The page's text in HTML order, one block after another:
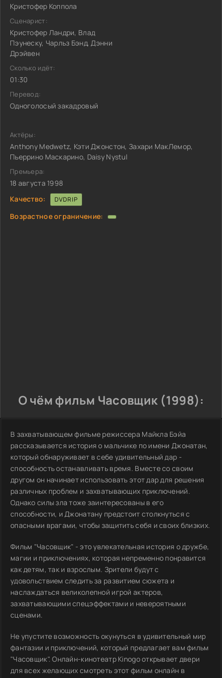
Кристофер Коппола
Сценарист:
Кристофер Ландри, Влад
Пэунеску, Чарльз Бэнд, Дэнни
Дрэйвен
Сколько идёт:
01:30
Перевод:
Одноголосый закадровый
Актёры:
Anthony Medwetz, Кэти Джонстон, Захари МакЛемор,
Пьеррино Маскарино, Daisy Nystul
Премьера:
18 августа 1998
Качество:
DVDRIP
Возрастное ограничение:
О чём фильм Часовщик (1998):
В захватывающем фильме режиссера Майкла Бэйа
рассказывается история о мальчике по имени Джонатан,
который обнаруживает в себе удивительный дар -
способность останавливать время. Вместе со своим
другом он начинает использовать этот дар для решения
различных проблем и захватывающих приключений.
Однако силы зла тоже заинтересованы в его
способности, и Джонатану предстоит столкнуться с
опасными врагами, чтобы защитить себя и своих близких.
Фильм "Часовщик" - это увлекательная история о дружбе,
магии и приключениях, которая непременно понравится
как детям, так и взрослым. Зрители будут с
удовольствием следить за развитием сюжета и
наслаждаться великолепной игрой актеров,
захватывающими спецэффектами и невероятными
сценами.
Не упустите возможность окунуться в удивительный мир
фантазии и приключений, который предлагает вам фильм
"Часовщик". Онлайн-кинотеатр Kinogo открывает двери
для всех желающих смотреть этот фильм онлайн в